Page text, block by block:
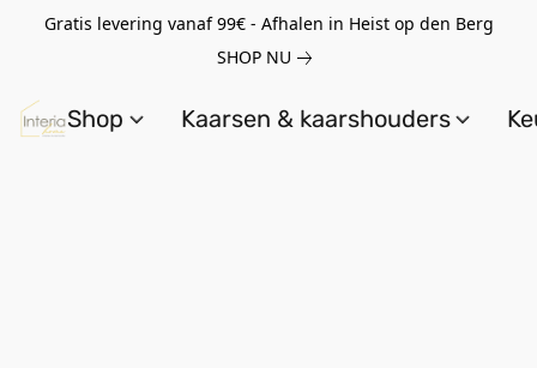
Gratis levering vanaf 99€ - Afhalen in Heist op den Berg
SHOP NU
Shop Kaarsen & kaarshouders